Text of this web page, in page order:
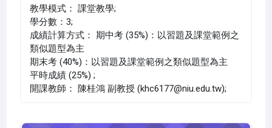
教學模式： 課堂教學;
學分數：3;
成績計算方式： 期中考 (35%)：以習題及課堂範例之
類似題型為主
期末考 (40%)：以習題及課堂範例之類似題型為主
平時成績 (25%) ;
開課教師： 陳桂鴻 副教授 (khc6177@niu.edu.tw);